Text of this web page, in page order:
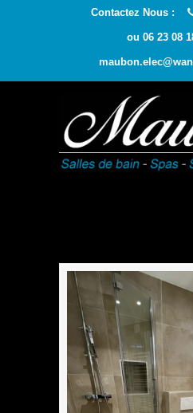
Contactez Nous :
ou 06 23 08